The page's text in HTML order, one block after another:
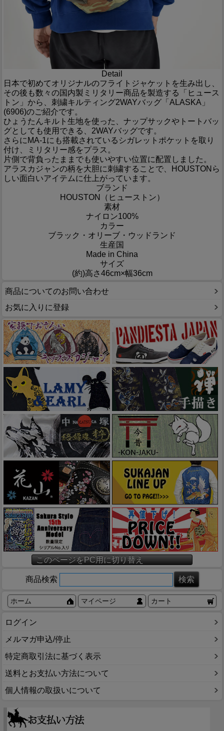
Detail
日本で初めてオリジナルのフライトジャケットを生み出し、
その後も数々の国内製ミリタリー商品を製造する「ヒュース
トン」から、刺繍キルティング2WAYバッグ「ALASKA」
(6906)のご紹介です。
ひょうたんキルト生地を使った、ナップサックやトートバッ
グとしても使用できる、2WAYバッグです。
さらにMA-1にも搭載されているシガレットポケットを取り
付け、ミリタリー感をプラス。
片側で背負ったままでも使いやすい位置に配置しました。
アラスカジャンの柄を大胆に刺繍することで、HOUSTONら
しい面白いアイテムに仕上がっています。
ブランド
HOUSTON（ヒューストン）
素材
ナイロン100%
カラー
ブラック・オリーブ・ウッドランド
生産国
Made in China
サイズ
(約)高さ46cm×幅36cm
商品についてのお問い合わせ
お気に入りに登録
このページをPC用に切り替え
商品検索
ホーム マイページ カート
ログイン
メルマガ申込/停止
特定商取引法に基づく表示
送料とお支払い方法について
個人情報の取扱いについて